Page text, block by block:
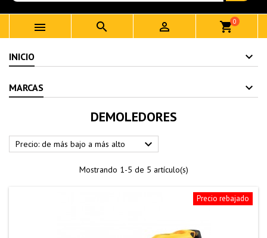
   shopping_cart0
INICIO
MARCAS
DEMOLEDORES
Precio: de más bajo a más alto 
Mostrando 1-5 de 5 artículo(s)
Precio rebajado